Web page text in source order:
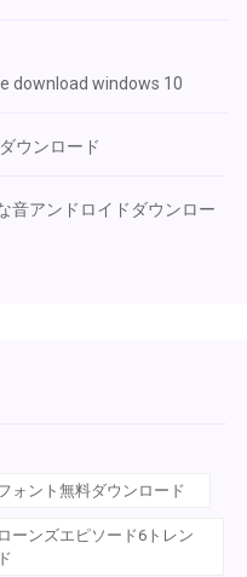
download windows 10
ウンロード
音アンドロイドダウンロー
ォント無料ダウンロード
ーンズエピソード6トレン